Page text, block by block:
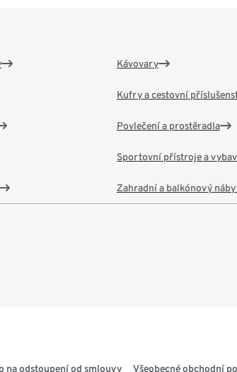
Kávovary
Kufry a cestovní
Povlečení a prostěradla
Sportovní přístroje a
Zahradní a balkónový
na odstoupení od smlouvy Všeobecné obchodní